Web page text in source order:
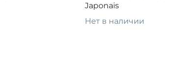
Japonais
Нет в наличии